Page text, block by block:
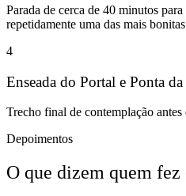
Parada de cerca de 40 minutos
repetidamente uma das mais
4
Enseada do Portal e Ponta da
Trecho final de contemplação
Depoimentos
O que dizem quem fez